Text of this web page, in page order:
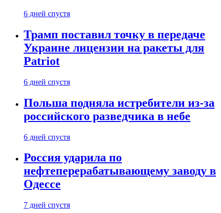
6 дней спустя
Трамп поставил точку в передаче
Украине лицензии на ракеты для
Patriot
6 дней спустя
Польша подняла истребители из-за
российского разведчика в небе
6 дней спустя
Россия ударила по
нефтеперерабатывающему заводу в
Одессе
7 дней спустя